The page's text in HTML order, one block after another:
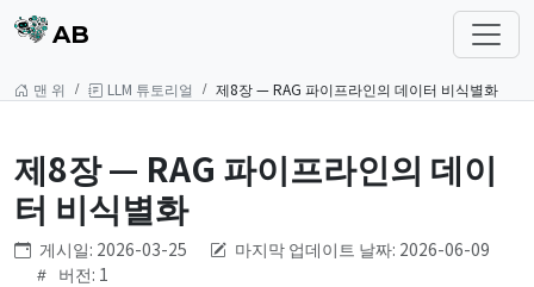
AB
맨 위 LLM 튜토리얼 제8장 — RAG 파이프라인의 데이터 비식별화
제8장 — RAG 파이프라인의 데이
터 비식별화
게시일: 2026-03-25
마지막 업데이트 날짜: 2026-06-09
버전: 1